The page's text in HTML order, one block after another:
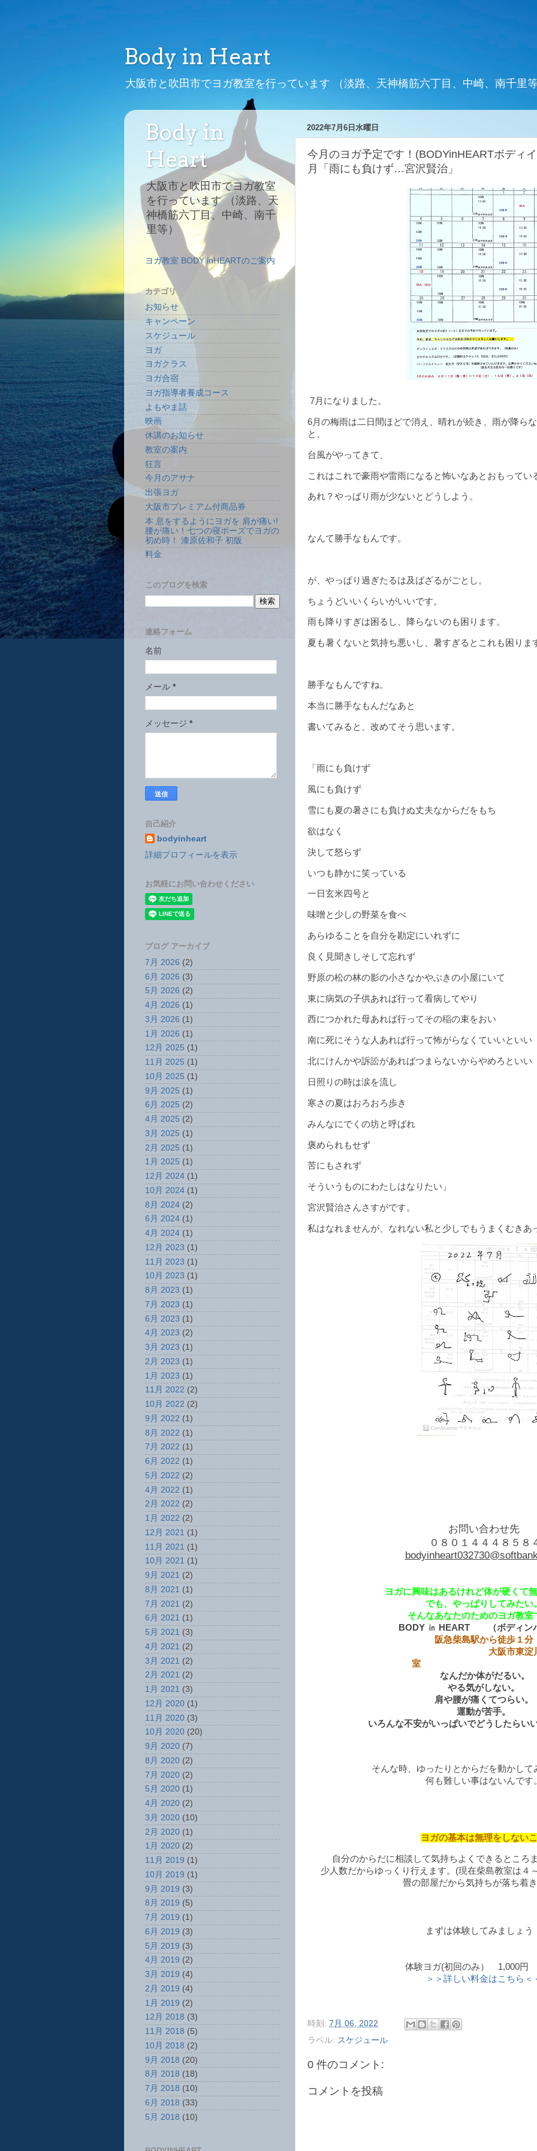
Body in Heart
大阪市と吹田市でヨガ教室を行っています （淡路、天神橋筋六丁目、中崎、南千里
2022年7月6日水曜日
今月のヨガ予定です！(BODYinHEARTボディ
月「雨にも負けず…宮沢賢治」
7月になりました。
6月の梅雨は二日間ほどで消え、晴れが続き、雨が降ら
と、
台風がやってきて、
これはこれで豪雨や雷雨になると怖いなあとおもってい
あれ？やっぱり雨が少ないとどうしよう。
なんて勝手なもんです。
が、やっぱり過ぎたるは及ばざるがごとし。
ちょうどいいくらいがいいです。
雨も降りすぎは困るし、降らないのも困ります。
夏も暑くないと気持ち悪いし、暑すぎるとこれも困りま
勝手なもんですね。
本当に勝手なもんだなあと
書いてみると、改めてそう思います。
「雨にも負けず
風にも負けず
雪にも夏の暑さにも負けぬ丈夫なからだをもち
欲はなく
決して怒らず
いつも静かに笑っている
一日玄米四号と
味噌と少しの野菜を食べ
あらゆることを自分を勘定にいれずに
良く見聞きしそして忘れず
野原の松の林の影の小さなかやぶきの小屋にいて
東に病気の子供あれば行って看病してやり
西につかれた母あれば行ってその稲の束をおい
南に死にそうな人あれば行って怖がらなくていいといい
北にけんかや訴訟があればつまらないからやめろといい
日照りの時は涙を流し
寒さの夏はおろおろ歩き
みんなにでくの坊と呼ばれ
褒められもせず
苦にもされず
そういうものにわたしはなりたい」
宮沢賢治さんさすがです。
私はなれませんが、なれない私と少しでもうまくむきあ
お問い合わせ先
０８０１４４４８５８
ヨガに興味はあるけれど体が硬くて
でも、やっぱりしてみたい
そんなあなたのためのヨガ教室
BODY ㏌ HEART （ボディン
阪急柴島駅から徒歩１分
大阪市東淀川区柴島
室
なんだか体がだるい。
やる気がしない。
肩や腰が痛くてつらい。
運動が苦手。
いろんな不安がいっぱいでどうしたらい
そんな時、ゆったりとからだを動かして
何も難しい事はないんです
ヨガの基本は無理をしない
自分のからだに相談して気持ちよくできるところ
少人数だからゆっくり行えます。(現在柴島教室は４
畳の部屋だから気持ちが落ち着
まずは体験してみましょう
体験ヨガ(初回のみ） 1,000円
＞＞詳しい料金はこちら＜
時刻: 7月 06, 2022
ラベル: スケジュール
0 件のコメント:
コメントを投稿
Body in
Heart
大阪市と吹田市でヨガ教室
を行っています （淡路、天
神橋筋六丁目、中崎、南千
里等）
ヨガ教室 BODY inHEARTのご案内
カテゴリ
お知らせ
キャンペーン
スケジュール
ヨガ
ヨガクラス
ヨガ合宿
ヨガ指導者養成コース
よもやま話
映画
休講のお知らせ
教室の案内
狂言
今月のアサナ
出張ヨガ
大阪市プレミアム付商品券
本 息をするようにヨガを 肩が痛い!
腰が痛い！七つの寝ポーズでヨガの
初め時！ 漆原佐和子 初版
料金
このブログを検索
連絡フォーム
名前
メール *
メッセージ *
自己紹介
bodyinheart
詳細プロフィールを表示
お気軽にお問い合わせください
ブログ アーカイブ
7月 2026 (2)
6月 2026 (3)
5月 2026 (2)
4月 2026 (1)
3月 2026 (1)
1月 2026 (1)
12月 2025 (1)
11月 2025 (1)
10月 2025 (1)
9月 2025 (1)
6月 2025 (2)
4月 2025 (2)
3月 2025 (1)
2月 2025 (1)
1月 2025 (1)
12月 2024 (1)
10月 2024 (1)
8月 2024 (2)
6月 2024 (1)
4月 2024 (1)
12月 2023 (1)
11月 2023 (1)
10月 2023 (1)
8月 2023 (1)
7月 2023 (1)
6月 2023 (1)
4月 2023 (2)
3月 2023 (1)
2月 2023 (1)
1月 2023 (1)
11月 2022 (2)
10月 2022 (2)
9月 2022 (1)
8月 2022 (1)
7月 2022 (1)
6月 2022 (1)
5月 2022 (2)
4月 2022 (1)
2月 2022 (2)
1月 2022 (2)
12月 2021 (1)
11月 2021 (1)
10月 2021 (1)
9月 2021 (2)
8月 2021 (1)
7月 2021 (2)
6月 2021 (1)
5月 2021 (3)
4月 2021 (2)
3月 2021 (2)
2月 2021 (2)
1月 2021 (3)
12月 2020 (1)
11月 2020 (3)
10月 2020 (20)
9月 2020 (7)
8月 2020 (2)
7月 2020 (2)
5月 2020 (1)
4月 2020 (2)
3月 2020 (10)
2月 2020 (1)
1月 2020 (2)
11月 2019 (1)
10月 2019 (1)
9月 2019 (3)
8月 2019 (5)
7月 2019 (1)
6月 2019 (3)
5月 2019 (3)
4月 2019 (2)
3月 2019 (4)
2月 2019 (4)
1月 2019 (2)
12月 2018 (3)
11月 2018 (5)
10月 2018 (2)
9月 2018 (20)
8月 2018 (18)
7月 2018 (10)
6月 2018 (33)
5月 2018 (10)